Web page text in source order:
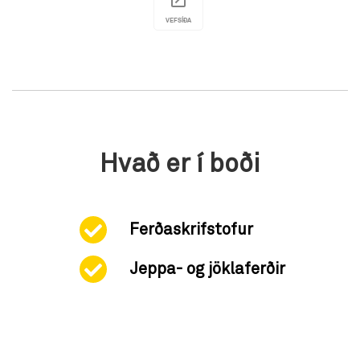
VEFSÍÐA
Hvað er í boði
Ferðaskrifstofur
Jeppa- og jöklaferðir